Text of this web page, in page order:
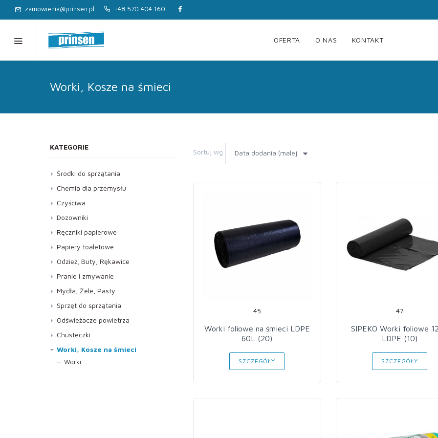
zamowienia@prinsen.pl +48 570 404 160
OFERTA O NAS KONTAKT
Worki, Kosze na śmieci
Sortuj wg
45
Worki foliowe na śmieci LDPE
60L (20)
SZCZEGÓŁY
47
SIPEKO Worki foliowe
LDPE (10)
SZCZEGÓŁY
KATEGORIE
Środki do sprzątania
Dezynfekcja
Kostka brukowa, Elewacja
Kuchnia
Lustra, Szyby
Meble
Podłogi
Specjalistyczne
WC i Sanitariaty
Chemia dla przemysłu
Czyściwa
Dozowniki
Ręczniki papierowe
Do dozowników AUTOCUT
Kuchenne
Składane ZZ
Papiery toaletowe
Jumbo
Standard
Odzież, Buty, Rękawice
Buty
Rękawice
Pranie i zmywanie
Pranie
Zmywanie
Mydła, Żele, Pasty
Mydła
Pasty
Żele
Sprzęt do sprzątania
Kije, Stelaże, Mopy
Miotełki do kurzu
Miotły,Ściągaczki do podłóg
Pozostałe
Odświeżacze powietrza
Neutralizatory
Pod ciśnieniem
Pozostałe
Chusteczki
Worki, Kosze na śmieci
Worki